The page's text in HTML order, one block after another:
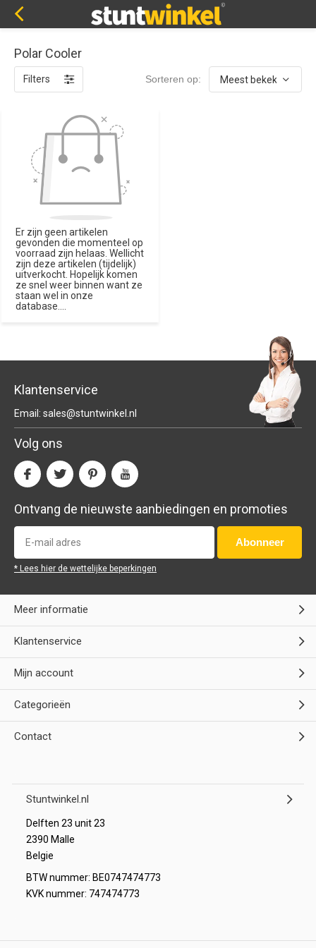
Polar Cooler
Filters Sorteren op:
Er zijn geen artikelen
gevonden die momenteel op
voorraad zijn helaas. Wellicht
zijn deze artikelen (tijdelijk)
uitverkocht. Hopelijk komen
ze snel weer binnen want ze
staan wel in onze
database....
Klantenservice
Email: sales@stuntwinkel.nl
Volg ons
Ontvang de nieuwste aanbiedingen en promoties
Abonneer
* Lees hier de wettelijke beperkingen
Meer informatie
Klantenservice
Mijn account
Categorieën
Contact
Stuntwinkel.nl
Delften 23 unit 23
2390 Malle
Belgie
BTW nummer: BE0747474773
KVK nummer: 747474773